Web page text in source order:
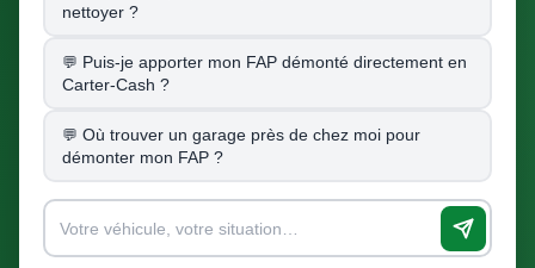
nettoyer ?
Puis-je apporter mon FAP démonté directement en
Carter-Cash ?
Où trouver un garage près de chez moi pour
démonter mon FAP ?